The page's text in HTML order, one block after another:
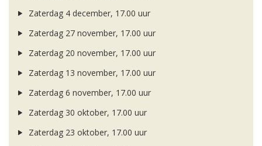
Zaterdag 4 december, 17.00 uur
Zaterdag 27 november, 17.00 uur
Zaterdag 20 november, 17.00 uur
Zaterdag 13 november, 17.00 uur
Zaterdag 6 november, 17.00 uur
Zaterdag 30 oktober, 17.00 uur
Zaterdag 23 oktober, 17.00 uur